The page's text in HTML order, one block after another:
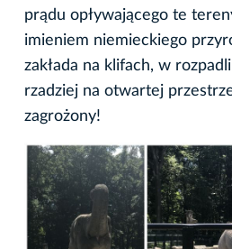
prądu opływającego te
imieniem niemieckiego
zakłada na klifach, w
rzadziej na otwartej
zagrożony!